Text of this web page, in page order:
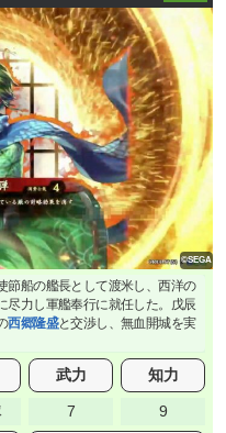
節船の艦長として渡米し、西洋の
尽力し軍艦奉行に就任した。戊辰
西郷隆盛と交渉し、無血開城を実
武力 知力
7 9